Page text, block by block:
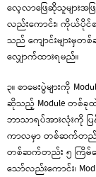
လေ့လာဖြေဆိုသူများအ
လည်းကောင်း၊ ကိုယ်ပိုင်စ
သည် ကျောင်းများမှတ
လျှောက်ထားရမည်။
၃။ စာမေးပွဲများကို
ဆိုသည့် Module တစ်ခုထဲ
ဘာသာရပ်အားလုံးကို ပြ
ကာလမှာ တစ်ဆက်တည်းက
တစ်ဆက်တည်း ၅ ကြိမ်ဖြ
သော်လည်းကောင်း၊